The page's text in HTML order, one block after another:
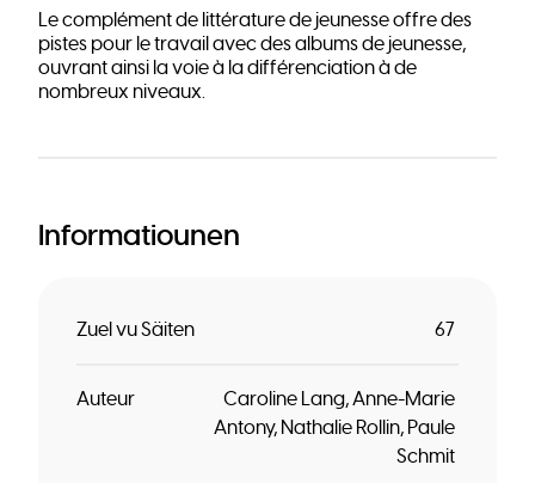
Le complément de littérature de jeunesse offre des
pistes pour le travail avec des albums de jeunesse,
ouvrant ainsi la voie à la différenciation à de
nombreux niveaux.
Informatiounen
Zuel vu Säiten 67
Auteur Caroline Lang Anne-Marie
Antony Nathalie Rollin Paule
Schmit